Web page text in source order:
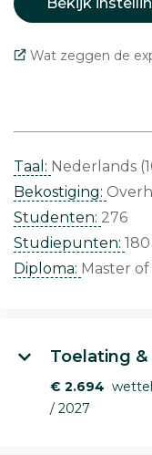
Wat zeggen de
Taal: Nederlands
Bekostiging:
Studenten: 276
Studiepunten:
Diploma: Master of
Toelating
€ 2.694
/ 2027